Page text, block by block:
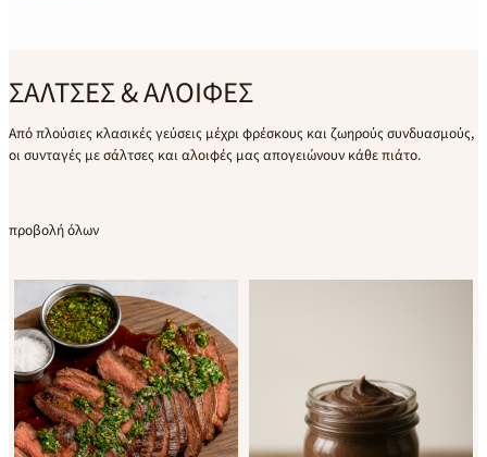
ΣΑΛΤΣΕΣ & ΑΛΟΙΦΕΣ
Από πλούσιες κλασικές γεύσεις μέχρι φρέσκους και ζωηρούς συνδυασμούς,
οι συνταγές με σάλτσες και αλοιφές μας απογειώνουν κάθε πιάτο.
προβολή όλων